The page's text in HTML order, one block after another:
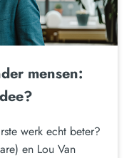
mensen:
werk echt beter?
en Lou Van